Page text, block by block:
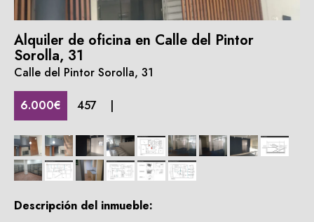
Alquiler de oficina en Calle del Pintor
Sorolla, 31
Calle del Pintor Sorolla, 31
6.000€ 457 |
Descripción del inmueble: